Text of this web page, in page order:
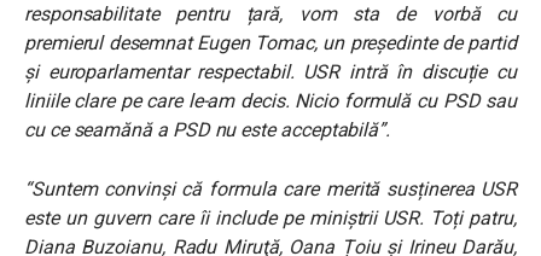
responsabilitate pentru țară, vom sta de vorbă cu
premierul desemnat Eugen Tomac, un președinte de partid
și europarlamentar respectabil. USR intră în discuție cu
liniile clare pe care le-am decis. Nicio formulă cu PSD sau
cu ce seamănă a PSD nu este acceptabilă”.
“Suntem convinși că formula care merită susținerea USR
este un guvern care îi include pe miniștrii USR. Toți patru,
Diana Buzoianu, Radu Miruţă, Oana Țoiu și Irineu Darău,